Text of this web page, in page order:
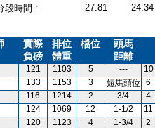
段時間 :
27.81 24.34
實際
負磅
排位
體重
檔位
頭馬
距離
121 1103 5 --- 10
133 1153 3 短馬頭位 6
116 1214 2 3/4 4
124 1069 12 1-1/2 11
120 1123 4 1-3/4 2